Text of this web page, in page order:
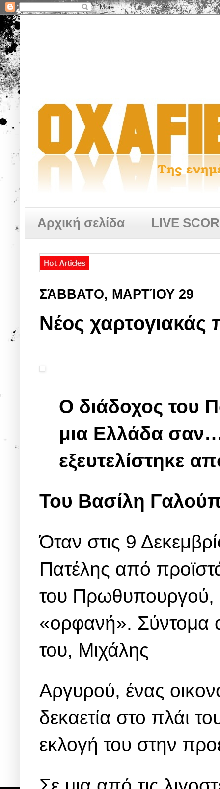
Αρχική σελίδα LIVE
ΣΆΒΒΑΤΟ, ΜΑΡΤΊΟΥ 29
Νέος χαρτογιακάς
Ο διάδοχος του
μια Ελλάδα σαν…
εξευτελίστηκε
Του Βασίλη
Όταν στις 9
Πατέλης από
του Πρωθυπουργού,
«ορφανή». Σύντομα
του, Μιχάλης
Αργυρού, ένας
δεκαετία στο πλάι
εκλογή του στην